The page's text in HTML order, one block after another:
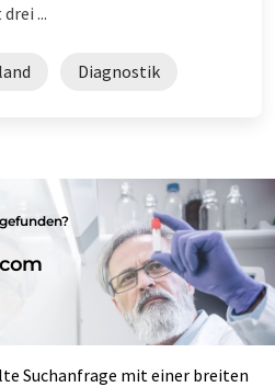
...
Diagnostik
Suchanfrage mit einer breiten